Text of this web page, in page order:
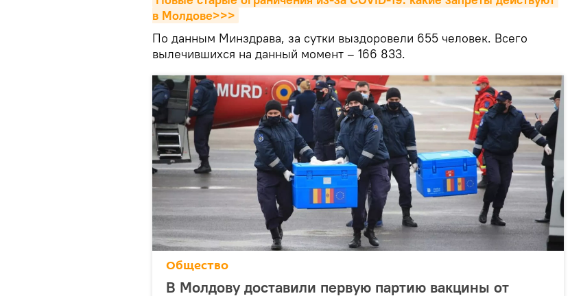
в Молдове>>>
По данным Минздрава, за сутки выздоровели 655 человек. Всего
вылечившихся на данный момент – 166 833.
Общество
В Молдову доставили первую партию вакцины от